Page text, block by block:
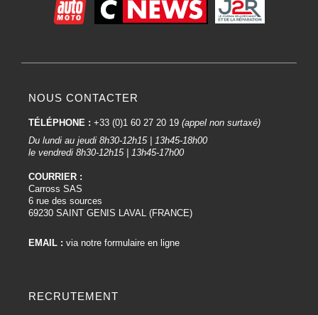
NOUS CONTACTER
TÉLÉPHONE : +33 (0)1 60 27 20 19 (appel non surtaxé)
Du lundi au jeudi 8h30-12h15 | 13h45-18h00
le vendredi 8h30-12h15 | 13h45-17h00
COURRIER :
Carross SAS
6 rue des sources
69230 SAINT GENIS LAVAL (FRANCE)
EMAIL : via notre formulaire en ligne
RECRUTEMENT